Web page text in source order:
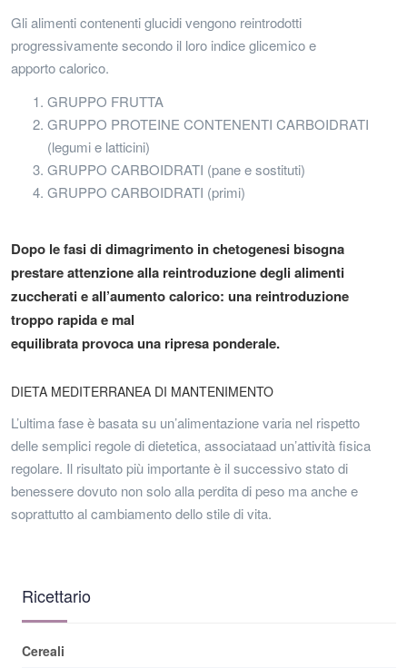
Gli alimenti contenenti glucidi vengono reintrodotti
progressivamente secondo il loro indice glicemico e
apporto calorico.
GRUPPO FRUTTA
GRUPPO PROTEINE CONTENENTI CARBOIDRATI
(legumi e latticini)
GRUPPO CARBOIDRATI (pane e sostituti)
GRUPPO CARBOIDRATI (primi)
Dopo le fasi di dimagrimento in chetogenesi bisogna
prestare attenzione alla reintroduzione degli alimenti
zuccherati e all’aumento calorico: una reintroduzione
troppo rapida e mal
equilibrata provoca una ripresa ponderale.
DIETA MEDITERRANEA DI MANTENIMENTO
L’ultima fase è basata su un’alimentazione varia nel rispetto
delle semplici regole di dietetica, associataad un’attività fisica
regolare. Il risultato più importante è il successivo stato di
benessere dovuto non solo alla perdita di peso ma anche e
soprattutto al cambiamento dello stile di vita.
Ricettario
Cereali